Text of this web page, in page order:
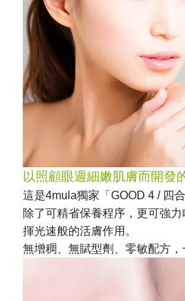
以照顧眼週細嫩肌膚而開發
這是4mula獨家「GOOD 4 / 四
除了可精省保養程序，更可強
揮光速般的活膚作用。
無增稠、無賦型劑、零敏配方